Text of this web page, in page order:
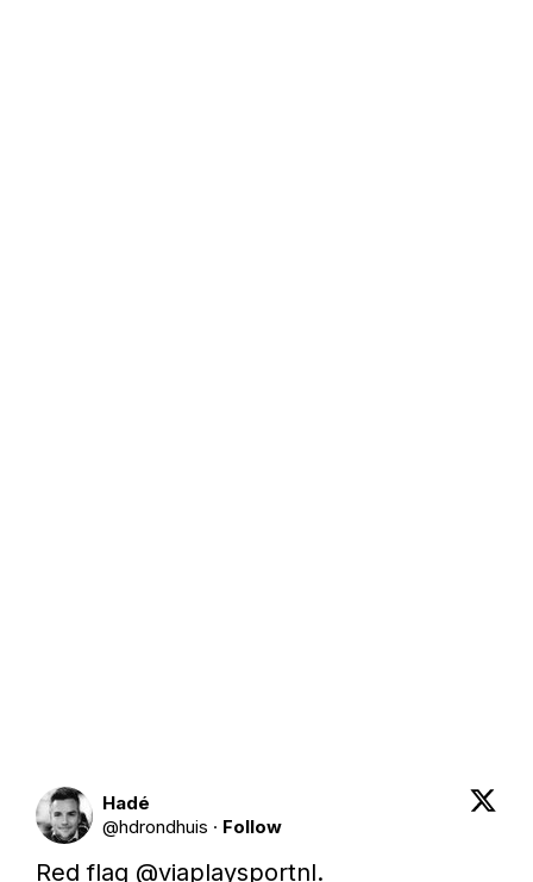
Hadé
@hdrondhuis · Follow
Red flag @viaplaysportnl.